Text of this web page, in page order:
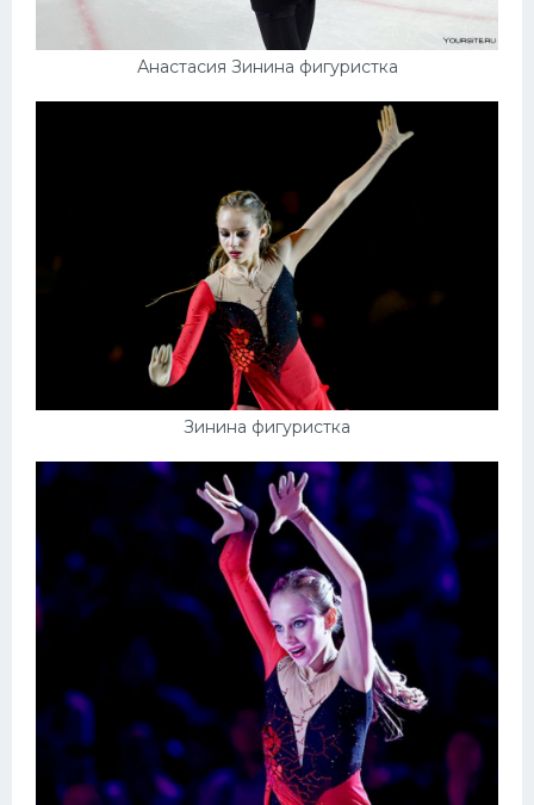
Анастасия Зинина фигуристка
Зинина фигуристка